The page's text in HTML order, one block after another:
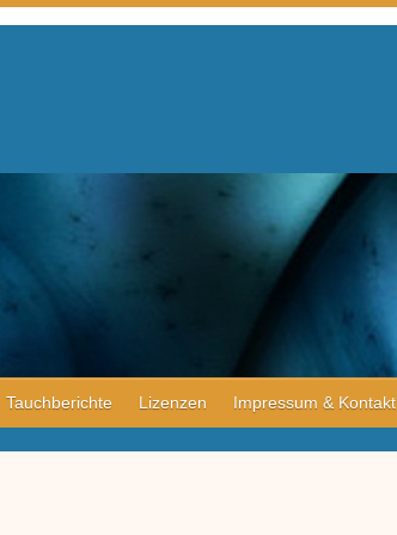
Tauchberichte Lizenzen Impressum & Kontakt